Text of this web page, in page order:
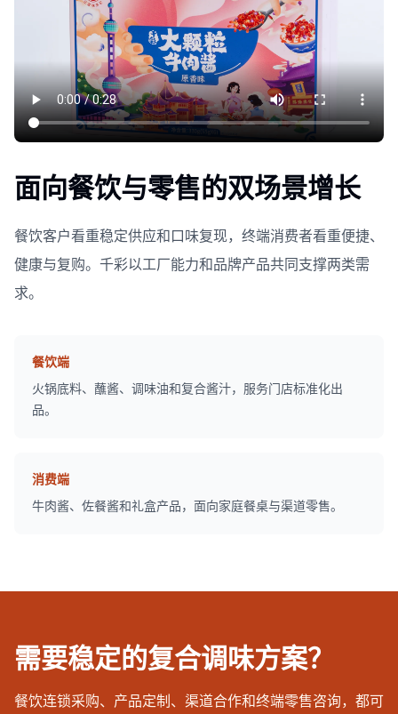
面向餐饮与零售的双场景增长
餐饮客户看重稳定供应和口味复现，终端消费者看重便捷、
健康与复购。千彩以工厂能力和品牌产品共同支撑两类需
求。
餐饮端
火锅底料、蘸酱、调味油和复合酱汁，服务门店标准化出
品。
消费端
牛肉酱、佐餐酱和礼盒产品，面向家庭餐桌与渠道零售。
需要稳定的复合调味方案？
餐饮连锁采购、产品定制、渠道合作和终端零售咨询，都可